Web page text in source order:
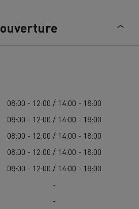
08:00 - 12:00 / 14:00 - 18:00
08:00 - 12:00 / 14:00 - 18:00
08:00 - 12:00 / 14:00 - 18:00
08:00 - 12:00 / 14:00 - 18:00
08:00 - 12:00 / 14:00 - 18:00
-
-